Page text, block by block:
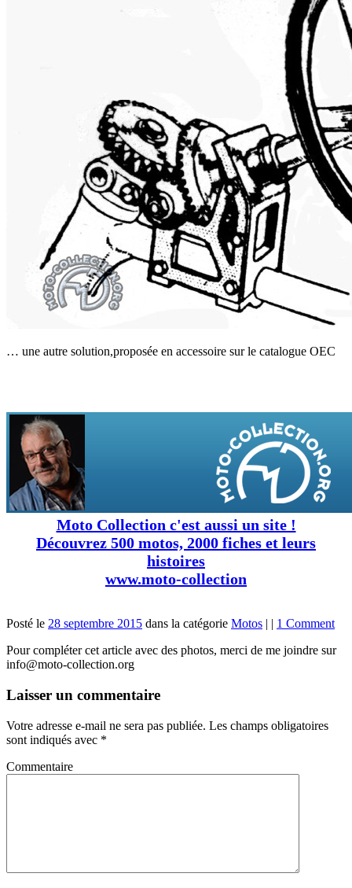
… une autre solution,proposée en accessoire sur le catalogue OEC
Moto Collection c'est aussi un site !
Découvrez 500 motos, 2000 fiches et leurs
histoires
www.moto-collection
Posté le 28 septembre 2015 dans la catégorie Motos | | 1 Comment
Pour compléter cet article avec des photos, merci de me joindre sur
info@moto-collection.org
Laisser un commentaire
Votre adresse e-mail ne sera pas publiée. Les champs obligatoires
sont indiqués avec *
Commentaire